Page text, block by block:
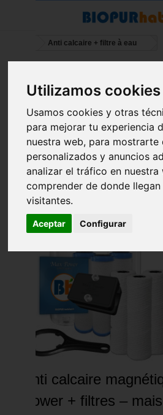
Utilizamos cookies
Usamos cookies y otras
para mejorar tu experiencia
nuestra web, para mostrarte
personalizados y anuncios
analizar el tráfico en nuestra
comprender de donde
visitantes.
Aceptar Configurar
Anti calcaire + filtre à eau
reanudarán los envíos
Anti calcaire
Power + filtres –